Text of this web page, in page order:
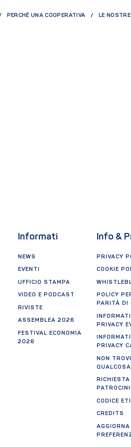
PERCHÈ UNA COOPERATIVA LE
Informati
NEWS
EVENTI
UFFICIO STAMPA
VIDEO E PODCAST
RIVISTE
ASSEMBLEA 2026
FESTIVAL ECONOMIA
2026
Info &
PRIVACY
COOKIE
POLICY
PARITÀ DI
PRIVACY
PRIVACY
NON TROVI
RICHIESTA
CODICE
CREDITS
AGGIORNA